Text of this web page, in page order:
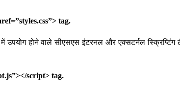
tag.
उपयोग होने वाले सीएसएस इंटरनल और एक्सटर्नल स्क्रिप्टिंग
script> tag.